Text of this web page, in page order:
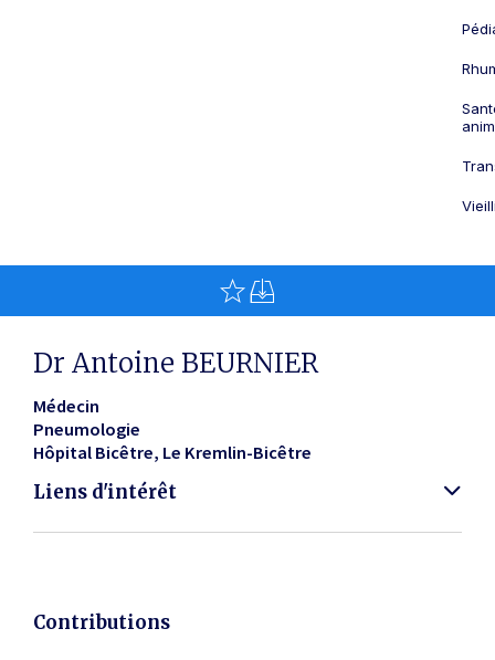
Dr Antoine BEURNIER
Médecin
Pneumologie
Hôpital Bicêtre Le Kremlin-Bicêtre
Liens d'intérêt
Contributions